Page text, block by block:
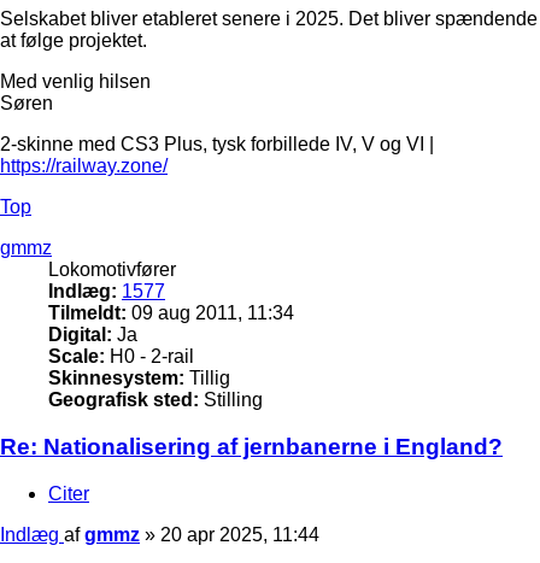
Selskabet bliver etableret senere i 2025. Det bliver spændende
at følge projektet.
Med venlig hilsen
Søren
2-skinne med CS3 Plus, tysk forbillede IV, V og VI |
https://railway.zone/
Top
gmmz
Lokomotivfører
Indlæg: 1577
Tilmeldt: 09 aug 2011, 11:34
Digital: Ja
Scale: H0 - 2-rail
Skinnesystem: Tillig
Geografisk sted: Stilling
Re: Nationalisering af jernbanerne i England?
Citer
Indlæg afgmmz » 20 apr 2025, 11:44